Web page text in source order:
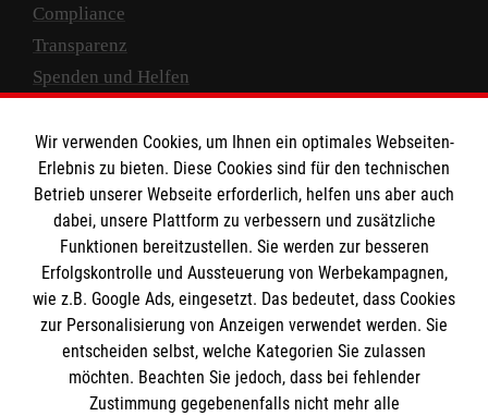
Compliance
Transparenz
Spenden und Helfen
Empfänger: Malteser Hilfsdienst e.V.
IBAN: DE10 3706 0120 1201 2000 12
BIC: GENODED 1PA7
Wir verwenden Cookies, um Ihnen ein optimales Webseiten-
Erlebnis zu bieten. Diese Cookies sind für den technischen
Betrieb unserer Webseite erforderlich, helfen uns aber auch
dabei, unsere Plattform zu verbessern und zusätzliche
Funktionen bereitzustellen. Sie werden zur besseren
Erfolgskontrolle und Aussteuerung von Werbekampagnen,
wie z.B. Google Ads, eingesetzt. Das bedeutet, dass Cookies
zur Personalisierung von Anzeigen verwendet werden. Sie
entscheiden selbst, welche Kategorien Sie zulassen
möchten. Beachten Sie jedoch, dass bei fehlender
Zustimmung gegebenenfalls nicht mehr alle